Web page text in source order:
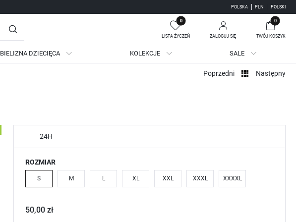
POLSKA PLN POLSKI
0
LISTA ŻYCZEŃ ZALOGUJ SIĘ
podgląd historii zakupów
brak konieczności wprowadzania swoich danych przy kolejnych zakupach
możliwość otrzymania rabatów i kuponów promocyjnych
0
TWÓJ KOSZYK
Twój koszyk jest pusty
BIELIZNA DZIECIĘCA KOLEKCJE SALE
Poprzedni Następny
24H
ROZMIAR
S M L XL XXL XXXL XXXXL
50,00 zł